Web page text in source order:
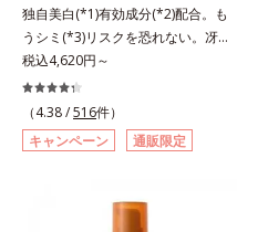
自分では気づきにくい死角のシワの
改善にも効果を発揮します。*1 メ
ラニンの生成を抑え、シミ・ソバカ
スを防ぐ*2 ナイアシンアミド（有
効成分）、水添大豆リン脂質、フィ
トステロール、水（基剤）、
BG（保湿）*3 角層まで*4 K石けん
角層の範囲内における自社従来品処
独自美白(*1)有効成分(*2)配合。も
うシミ(*3)リスクを恐れない。冴え
わたる透明美肌(*4)へ。先端肌科学
が導く、透明感あふれる輝き(*4)
へ。今の自分の肌も未来の肌もあき
らめない、自分史上最高の冴えわた
る透明美肌(*4)を目指すには、美肌
ミを予防するお手入れを続けること
税込4,620円～
（4.38 /516件）
キャンペーン
通販限定